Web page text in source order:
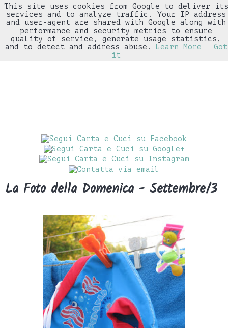
▼
La Foto della Domenica - Settembre/3
This site uses cookies from Google to deliver its
services and to analyze traffic. Your IP address
and user-agent are shared with Google along with
performance and security metrics to ensure
quality of service, generate usage statistics,
and to detect and address abuse.
Learn More
Got
it